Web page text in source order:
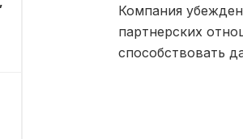
Компания
партнерских
способствовать